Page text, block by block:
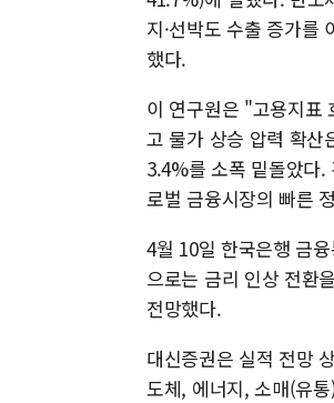
지·선박도 수출 증가를
했다.
이 연구원은 "고용지표
고 물가 상승 압력 확산
3.4%를 소폭 밑돌았다
로벌 금융시장의 빠른
4월 10일 한국은행 금
으로는 금리 인상 전환
전망했다.
대신증권은 실적 전망
도체, 에너지, 소매(유